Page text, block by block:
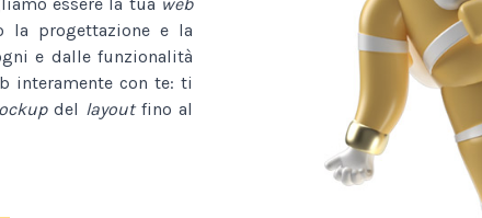
la progettazione e la
e dalle funzionalità
interamente con te: ti
del layoutfino al